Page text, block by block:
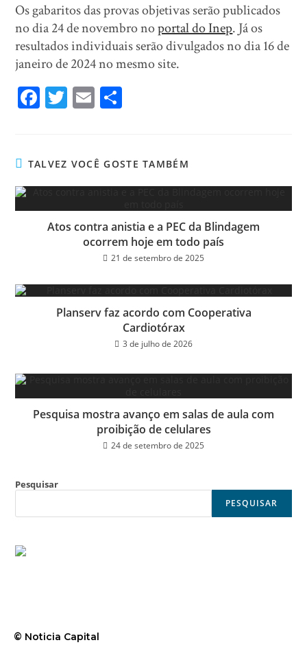
Os gabaritos das provas objetivas serão publicados
no dia 24 de novembro noportal do Inep. Já os
resultados individuais serão divulgados no dia 16 de
janeiro de 2024 no mesmo site.
Fa
ok
T
er
E
TALVEZ VOCÊ GOSTE TAMBÉM
Atos contra anistia e a PEC da Blindagem
ocorrem hoje em todo país
21 de setembro de 2025
Planserv faz acordo com Cooperativa
Cardiotórax
3 de julho de 2026
Pesquisa mostra avanço em salas de aula com
proibição de celulares
24 de setembro de 2025
Pesquisar
PESQUISAR
© Noticia Capital